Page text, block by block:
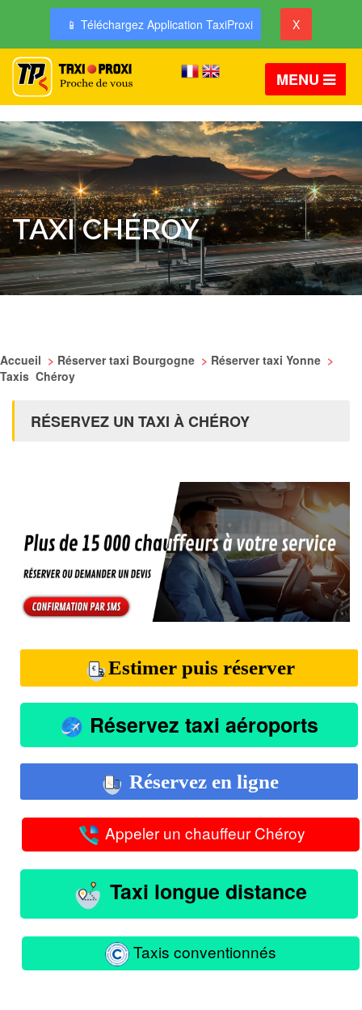
📱 Téléchargez Application TaxiProxi X
MENU
TAXI CHÉROY
Accueil > Réserver taxi Bourgogne > Réserver taxi Yonne >
Taxis Chéroy
RÉSERVEZ UN TAXI À CHÉROY
Estimer puis réserver
Réservez taxi aéroports
Réservez en ligne
Appeler un chauffeur Chéroy
Taxi longue distance
Taxis conventionnés